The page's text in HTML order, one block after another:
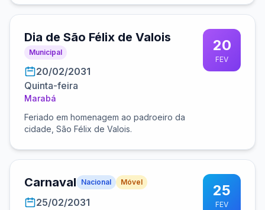
Dia de São Félix de Valois
Municipal
20/02/2031
Quinta-feira
Marabá
Feriado em homenagem ao padroeiro da
cidade, São Félix de Valois.
20
FEV
Carnaval Nacional Móvel
25/02/2031
25
FEV